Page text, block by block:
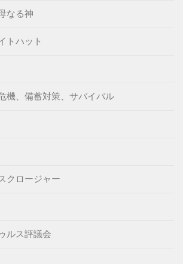
なる神
トハット
機、備蓄対策、サバイバル
クロージャー
ルス評議会